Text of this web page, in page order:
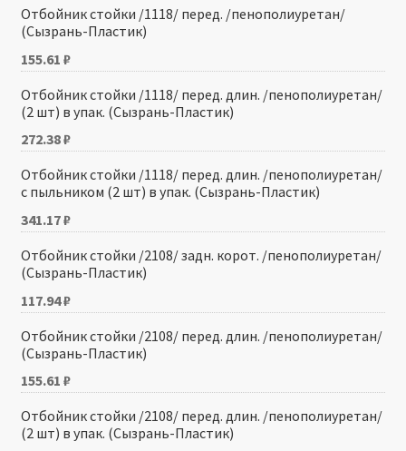
Отбойник стойки /1118/ перед. /пенополиуретан/
(Сызрань-Пластик)
155.61 ₽
Отбойник стойки /1118/ перед. длин. /пенополиуретан/
(2 шт) в упак. (Сызрань-Пластик)
272.38₽
Отбойник стойки /1118/ перед. длин. /пенополиуретан/
с пыльником (2 шт) в упак. (Сызрань-Пластик)
341.17₽
Отбойник стойки /2108/ задн. корот. /пенополиуретан/
(Сызрань-Пластик)
117.94₽
Отбойник стойки /2108/ перед. длин. /пенополиуретан/
(Сызрань-Пластик)
155.61 ₽
Отбойник стойки /2108/ перед. длин. /пенополиуретан/
(2 шт) в упак. (Сызрань-Пластик)